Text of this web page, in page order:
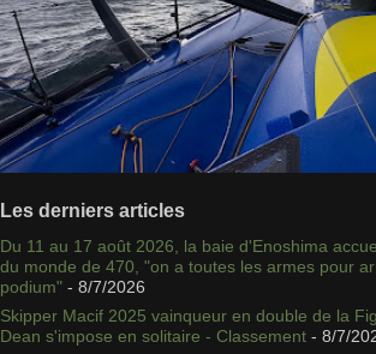
Les derniers articles
Du 11 au 17 août 2026, la baie d'Enoshima
du monde de 470, "on a toutes les armes pour
podium" - 8/7/2026
Skipper Macif 2025 vainqueur en double de la
Dean s'impose en solitaire - Classement - 8/7/